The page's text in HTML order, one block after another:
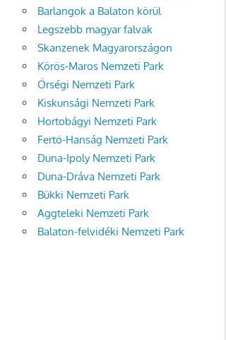
Barlangok a Balaton körül
Legszebb magyar falvak
Skanzenek Magyarországon
Körös-Maros Nemzeti Park
Őrségi Nemzeti Park
Kiskunsági Nemzeti Park
Hortobágyi Nemzeti Park
Fertő-Hanság Nemzeti Park
Duna-Ipoly Nemzeti Park
Duna-Dráva Nemzeti Park
Bükki Nemzeti Park
Aggteleki Nemzeti Park
Balaton-felvidéki Nemzeti Park